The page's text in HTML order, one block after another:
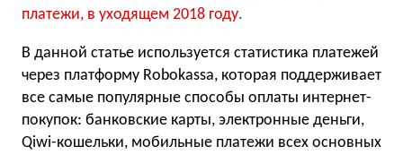
платежи, в уходящем 2018 году.
В данной статье используется статистика платежей
через платформу Robokassa, которая поддерживает
все самые популярные способы оплаты интернет-
покупок: банковские карты, электронные деньги,
Qiwi-кошельки, мобильные платежи всех основных